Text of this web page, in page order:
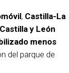
, Castilla-La
Castilla y León
menos
del parque de